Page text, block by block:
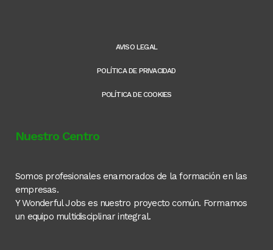
AVISO LEGAL
POLÍTICA DE PRIVACIDAD
POLÍTICA DE COOKIES
Nuestro Centro
Somos profesionales enamorados de la formación en las
empresas.
Y Wonderful Jobs es nuestro proyecto común. Formamos
un equipo multidisciplinar integral.